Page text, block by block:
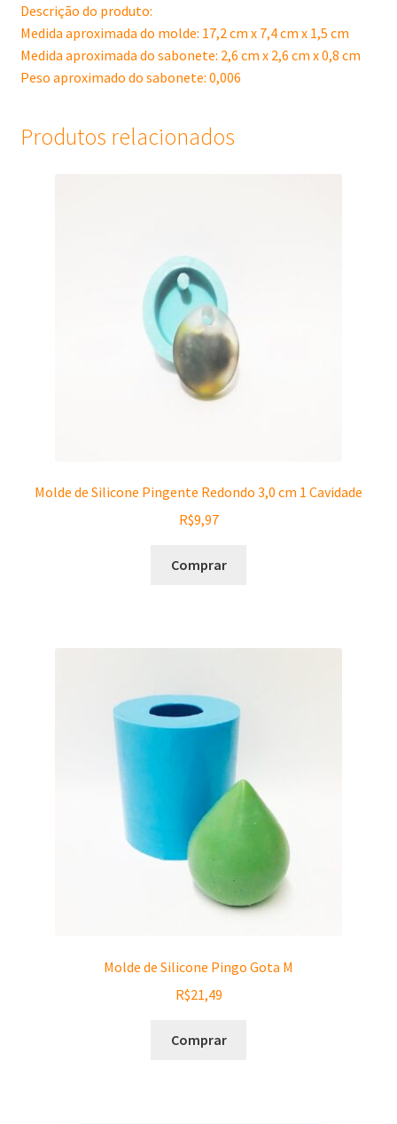
Descrição do produto:
Medida aproximada do molde: 17,2 cm x 7,4 cm x 1,5 cm
Medida aproximada do sabonete: 2,6 cm x 2,6 cm x 0,8 cm
Peso aproximado do sabonete: 0,006
Produtos relacionados
Molde de Silicone Pingente Redondo 3,0 cm 1 Cavidade
R$9,97
Comprar
Molde de Silicone Pingo Gota M
R$21,49
Comprar